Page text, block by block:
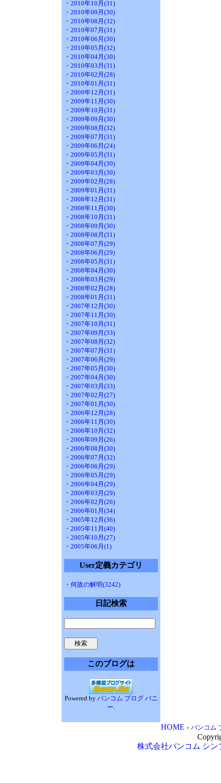
・2010年10月(31)
・2010年09月(30)
・2010年08月(32)
・2010年07月(31)
・2010年06月(30)
・2010年05月(32)
・2010年04月(30)
・2010年03月(31)
・2010年02月(28)
・2010年01月(31)
・2009年12月(31)
・2009年11月(30)
・2009年10月(31)
・2009年09月(30)
・2009年08月(32)
・2009年07月(31)
・2009年06月(24)
・2009年05月(31)
・2009年04月(30)
・2009年03月(30)
・2009年02月(28)
・2009年01月(31)
・2008年12月(31)
・2008年11月(30)
・2008年10月(31)
・2008年09月(30)
・2008年08月(31)
・2008年07月(29)
・2008年06月(29)
・2008年05月(31)
・2008年04月(30)
・2008年03月(29)
・2008年02月(28)
・2008年01月(31)
・2007年12月(30)
・2007年11月(30)
・2007年10月(31)
・2007年09月(33)
・2007年08月(32)
・2007年07月(31)
・2007年06月(29)
・2007年05月(30)
・2007年04月(30)
・2007年03月(33)
・2007年02月(27)
・2007年01月(30)
・2006年12月(28)
・2006年11月(30)
・2006年10月(32)
・2006年09月(26)
・2006年08月(30)
・2006年07月(32)
・2006年06月(29)
・2006年05月(29)
・2006年04月(29)
・2006年03月(29)
・2006年02月(26)
・2006年01月(34)
・2005年12月(36)
・2005年11月(40)
・2005年10月(27)
・2005年06月(1)
User定義カテゴリ
・何故の解明(3242)
日記検索
このブログは
Powered by バンコム ブログ バニ
ー.
HOME - バンコム
株式会社バンコム シン